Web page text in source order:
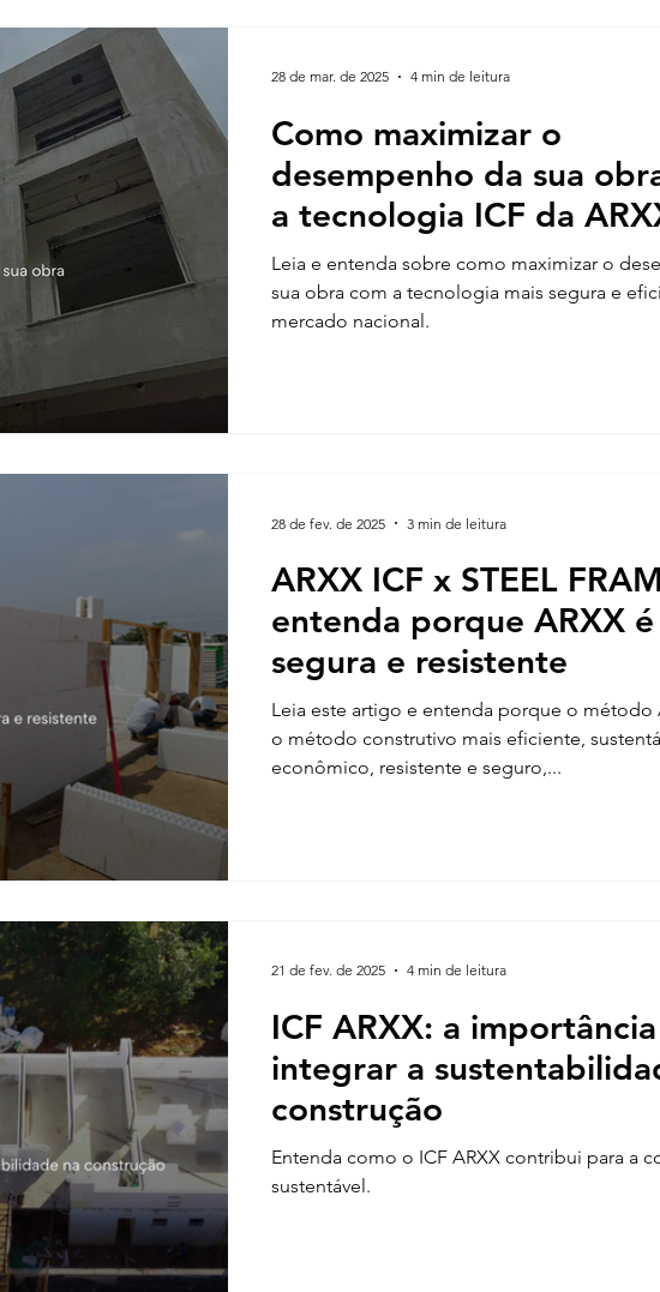
Como maximizar o
desempenho da sua
a tecnologia ICF da
Leia e entenda sobre como maximizar o
sua obra com a tecnologia mais segura e
mercado nacional.
28 de mar. de 2025 4 min de leitura
ARXX ICF x STEEL
entenda porque ARXX é
segura e resistente
Leia este artigo e entenda porque o método
o método construtivo mais eficiente,
econômico, resistente e seguro,...
28 de fev. de 2025 3 min de leitura
ICF ARXX: a
integrar a
construção
Entenda como o ICF ARXX contribui para a
sustentável.
21 de fev. de 2025 4 min de leitura